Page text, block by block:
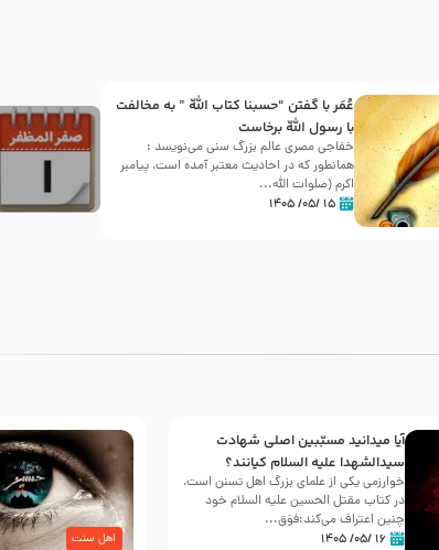
عُمَر با گفتن “حسبنا كتاب اللّه ” به مخالفت
با رسول اللّه برخاست
خفاجی مصری عالم بزرگ سنی می‌نویسد :
همانطور که در احادیث معتبر آمده است، پیامبر
اکرم (صلوات اللّه...
۱۵ /۰۵/ ۱۴۰۵
30 صفر المظفر
شهادت حضرت علی بن موسی الرضا (علیه السلام) در روز
آخـر صفر سـال 203 هـ .ق. هشـتمین اختر تابناک امامت
آیا میدانید مسبّبین اصلی شهادت
سیدالشهدا علیه ‌السلام کیانند؟
خوارزمی یکی از علمای بزرگ اهل تسنن است،
در کتاب مقتل الحسین علیه ‌السلام خود
چنین اعتراف می‌کند:فوَق...
۱۶ /۰۵/ ۱۴۰۵ اهل سنت